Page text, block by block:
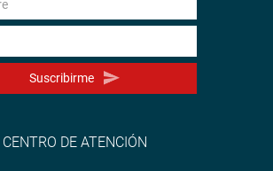
Suscribirme
CENTRO DE ATENCIÓN